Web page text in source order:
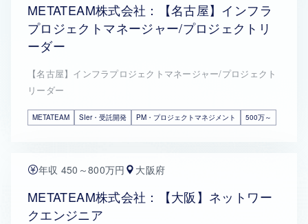
METATEAM株式会社：【名古屋】インフラ
プロジェクトマネージャー/プロジェクトリ
ーダー
【名古屋】インフラプロジェクトマネージャー/プロジェクト
リーダー
METATEAM SIer・受託開発 PM・プロジェクトマネジメント 500万～
年収 450～800万円 大阪府
METATEAM株式会社：【大阪】ネットワー
クエンジニア